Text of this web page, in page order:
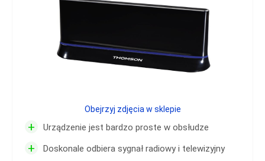
+ Urządzenie jest bardzo proste w obsłudze
+ Doskonale odbiera sygnał radiowy i telewizyjny
Obejrzyj zdjęcia w sklepie